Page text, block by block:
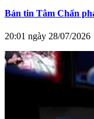
Bản tin Tâm Chấn
20:01 ngày 28/07/2026